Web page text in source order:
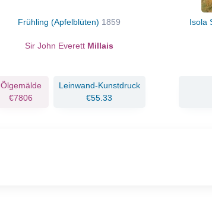
Frühling (Apfelblüten) 1859
Sir John Everett Millais
Ölgemälde
€7806
Leinwand-Kunstdruck
€55.33
Isola